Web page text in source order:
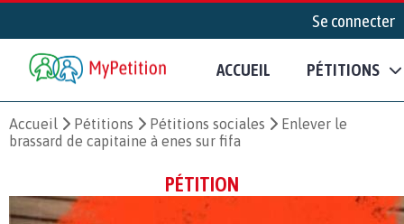
Se connecter
ACCUEIL PÉTITIONS
Accueil Pétitions Pétitions sociales
Enlever le
brassard de capitaine à enes sur fifa
PÉTITION